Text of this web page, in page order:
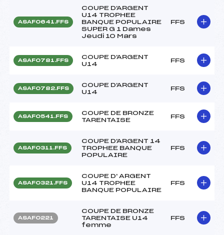
ASAF0641.FFS
COUPE D'ARGENT
U14 TROPHEE
BANQUE POPULAIRE
SUPER G 1 Dames
Jeudi 10 Mars
FFS
ASAF0781.FFS
COUPE D'ARGENT
U14
FFS
ASAF0782.FFS
COUPE D'ARGENT
U14
FFS
ASAF0541.FFS
COUPE DE BRONZE
TARENTAISE
FFS
ASAF0311.FFS
COUPE D'ARGENT 14
TROPHEE BANQUE
POPULAIRE
FFS
ASAF0321.FFS
COUPE D' ARGENT
U14 TROPHEE
BANQUE POPULAIRE
FFS
ASAF0221
COUPE DE BRONZE
TARENTAISE U14
femme
FFS